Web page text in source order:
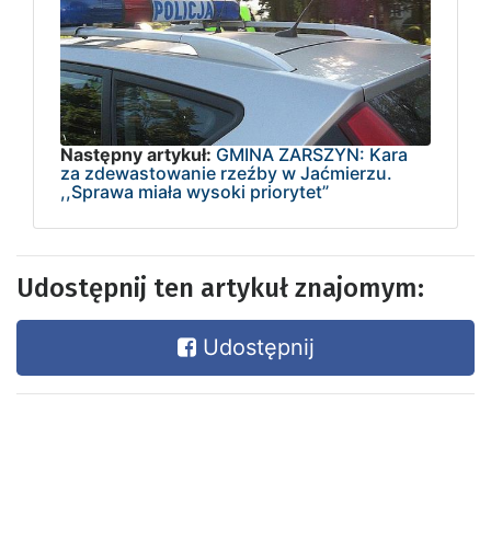
Następny artykuł: GMINA ZARSZYN: Kara
za zdewastowanie rzeźby w Jaćmierzu.
,,Sprawa miała wysoki priorytet”
Udostępnij ten artykuł znajomym:
Udostępnij